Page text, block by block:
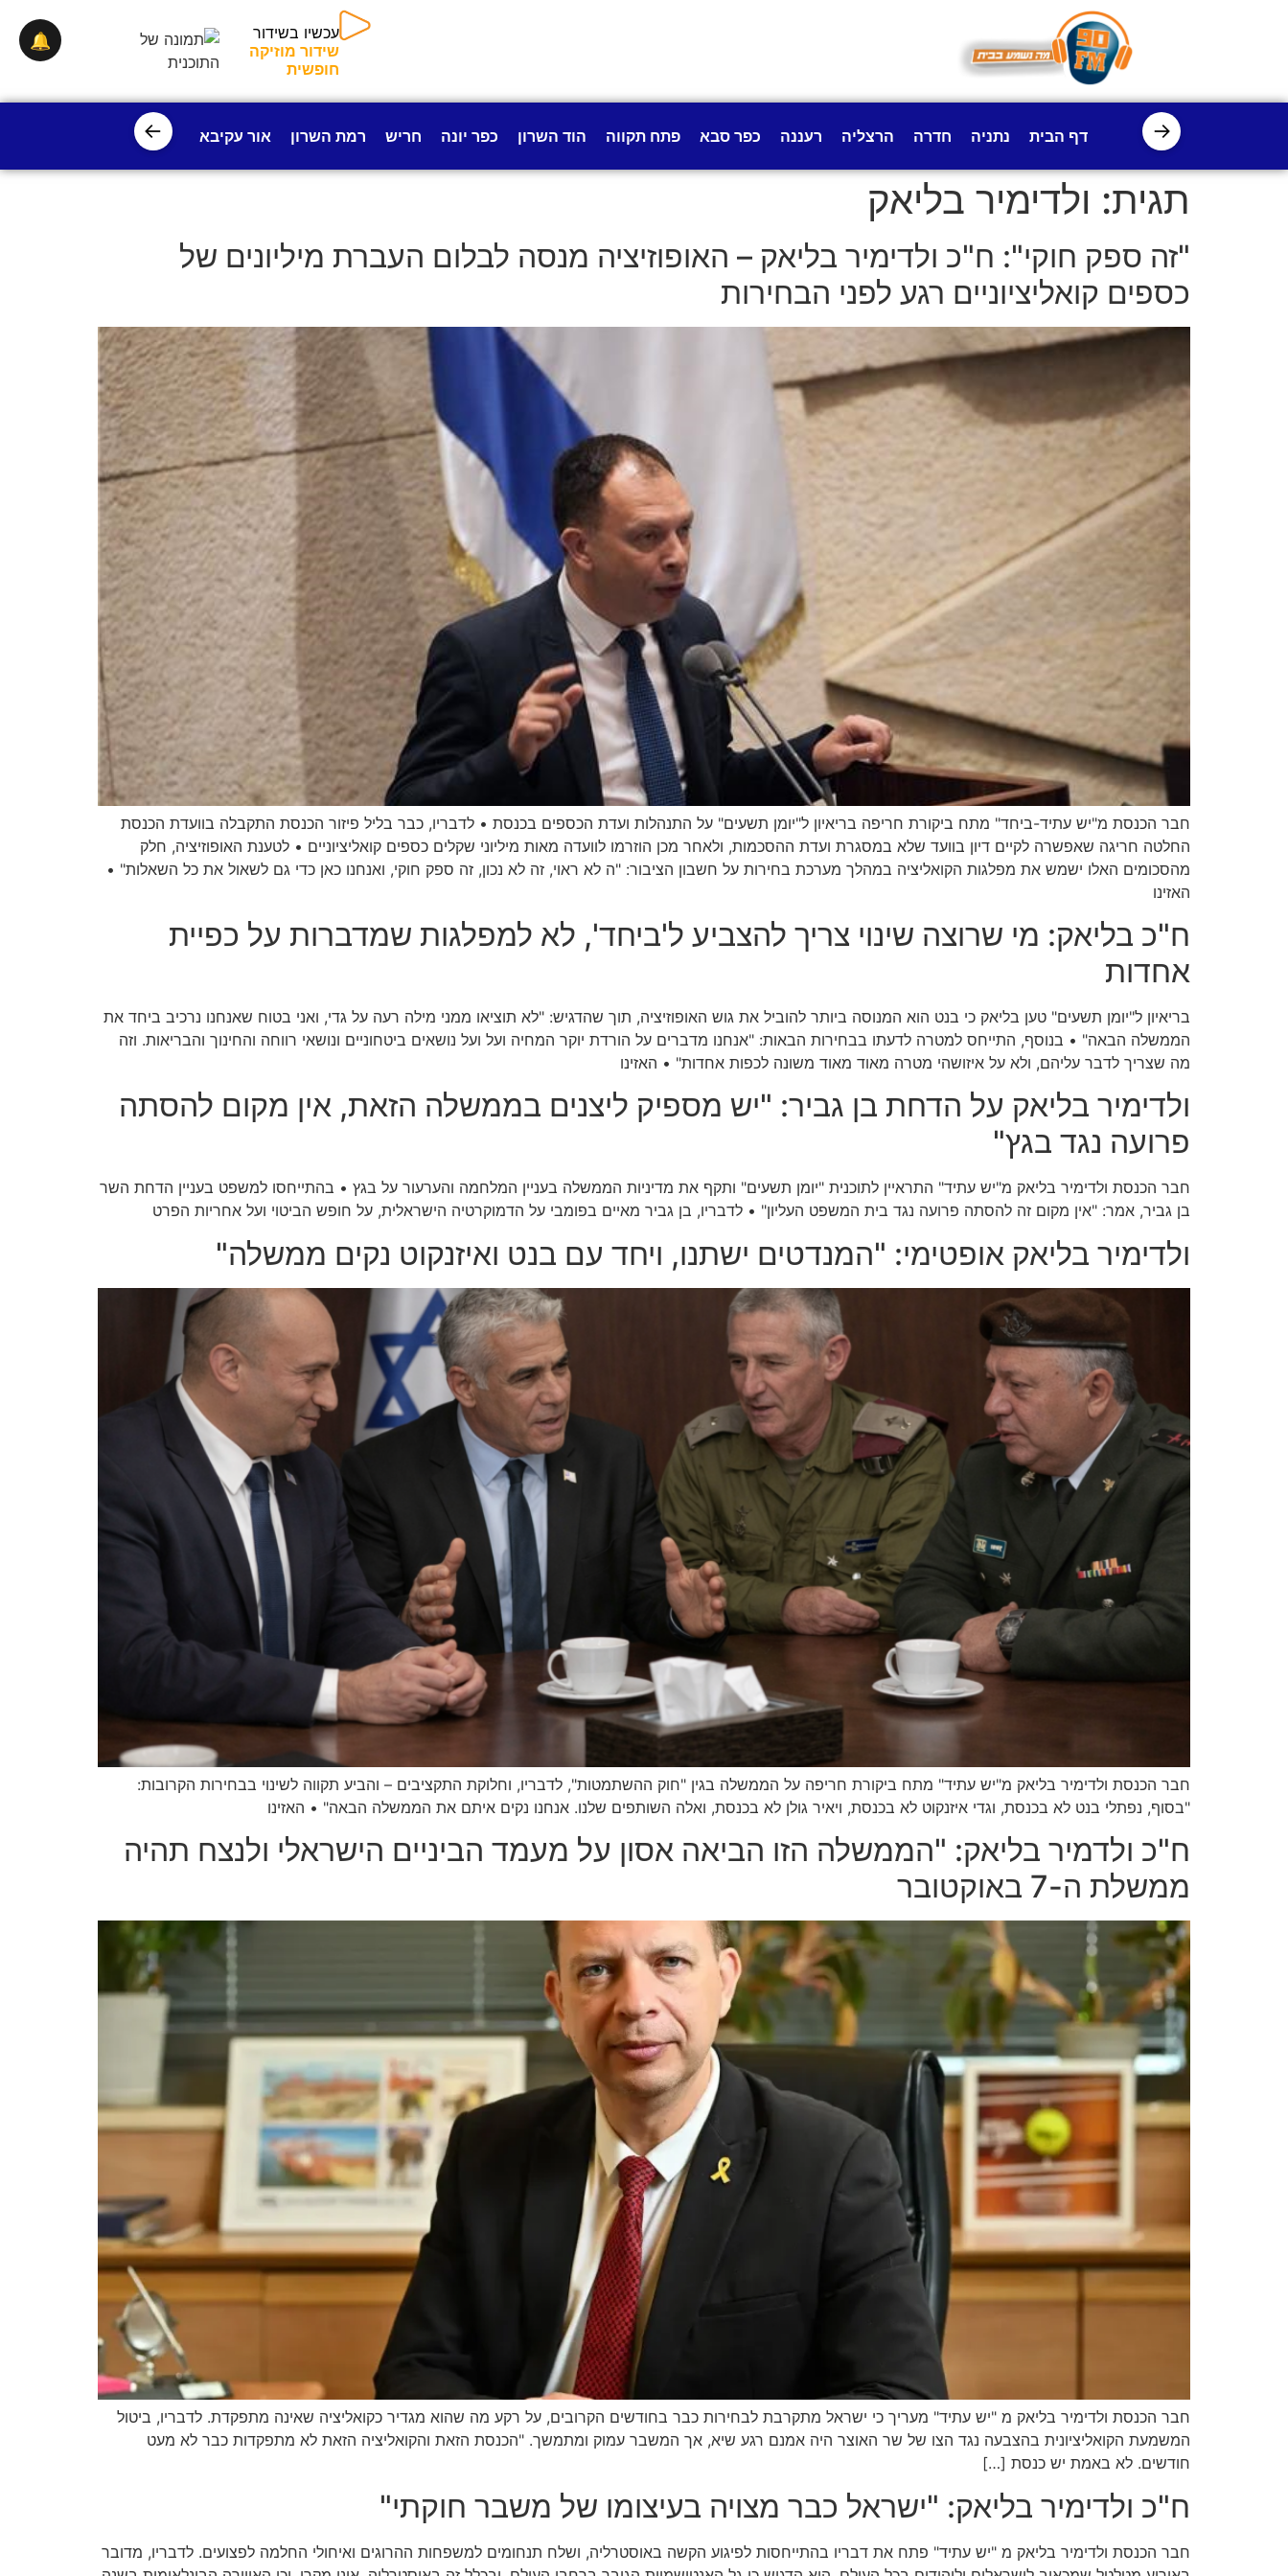
עכשיו בשידור
שידור מוזיקה חופשית
→ דף הבית נתניה חדרה הרצליה רעננה כפר סבא פתח תקווה הוד השרון כפר יונה חריש רמת השרון אור עקיבא פרדס חנה
←
תגית: ולדימיר בליאק
"זה ספק חוקי": ח"כ ולדימיר בליאק – האופוזיציה מנסה לבלום העברת מיליונים של
כספים קואליציוניים רגע לפני הבחירות
חבר הכנסת מ"יש עתיד-ביחד" מתח ביקורת חריפה בריאיון ל"יומן תשעים" על התנהלות ועדת הכספים בכנסת • לדבריו, כבר בליל פיזור הכנסת התקבלה בוועדת הכנסת
החלטה חריגה שאפשרה לקיים דיון בוועד שלא במסגרת ועדת ההסכמות, ולאחר מכן הוזרמו לוועדה מאות מיליוני שקלים כספים קואליציוניים • לטענת האופוזיציה, חלק
מהסכומים האלו ישמש את מפלגות הקואליציה במהלך מערכת בחירות על חשבון הציבור: "ה לא ראוי, זה לא נכון, זה ספק חוקי, ואנחנו כאן כדי גם לשאול את כל השאלות" •
האזינו
ח"כ בליאק: מי שרוצה שינוי צריך להצביע ל'ביחד', לא למפלגות שמדברות על כפיית
אחדות
בריאיון ל"יומן תשעים" טען בליאק כי בנט הוא המנוסה ביותר להוביל את גוש האופוזיציה, תוך שהדגיש: "לא תוציאו ממני מילה רעה על גדי, ואני בטוח שאנחנו נרכיב ביחד את
הממשלה הבאה" • בנוסף, התייחס למטרה לדעתו בבחירות הבאות: "אנחנו מדברים על הורדת יוקר המחיה ועל ועל נושאים ביטחוניים ונושאי רווחה והחינוך והבריאות. וזה
מה שצריך לדבר עליהם, ולא על איזושהי מטרה מאוד מאוד משונה לכפות אחדות" • האזינו
ולדימיר בליאק על הדחת בן גביר: "יש מספיק ליצנים בממשלה הזאת, אין מקום להסתה
פרועה נגד בגץ"
חבר הכנסת ולדימיר בליאק מ"יש עתיד" התראיין לתוכנית "יומן תשעים" ותקף את מדיניות הממשלה בעניין המלחמה והערעור על בגץ • בהתייחסו למשפט בעניין הדחת השר
בן גביר, אמר: "אין מקום זה להסתה פרועה נגד בית המשפט העליון" • לדבריו, בן גביר מאיים בפומבי על הדמוקרטיה הישראלית, על חופש הביטוי ועל אחריות הפרט
ולדימיר בליאק אופטימי: "המנדטים ישתנו, ויחד עם בנט ואיזנקוט נקים ממשלה"
חבר הכנסת ולדימיר בליאק מ"יש עתיד" מתח ביקורת חריפה על הממשלה בגין "חוק ההשתמטות", לדבריו, וחלוקת התקציבים – והביע תקווה לשינוי בבחירות הקרובות:
"בסוף, נפתלי בנט לא בכנסת, וגדי איזנקוט לא בכנסת, ויאיר גולן לא בכנסת, ואלה השותפים שלנו. אנחנו נקים איתם את הממשלה הבאה" • האזינו
ח"כ ולדמיר בליאק: "הממשלה הזו הביאה אסון על מעמד הביניים הישראלי ולנצח תהיה
ממשלת ה-7 באוקטובר
חבר הכנסת ולדימיר בליאק מ "יש עתיד" מעריך כי ישראל מתקרבת לבחירות כבר בחודשים הקרובים, על רקע מה שהוא מגדיר כקואליציה שאינה מתפקדת. לדבריו, ביטול
המשמעת הקואליציונית בהצבעה נגד הצו של שר האוצר היה אמנם רגע שיא, אך המשבר עמוק ומתמשך. "הכנסת הזאת והקואליציה הזאת לא מתפקדות כבר לא מעט
חודשים. לא באמת יש כנסת […]
ח"כ ולדימיר בליאק: "ישראל כבר מצויה בעיצומו של משבר חוקתי"
חבר הכנסת ולדימיר בליאק מ "יש עתיד" פתח את דבריו בהתייחסות לפיגוע הקשה באוסטרליה, ושלח תנחומים למשפחות ההרוגים ואיחולי החלמה לפצועים. לדבריו, מדובר
🔔